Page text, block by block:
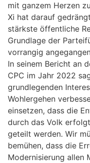
mit ganzem Herzen
Xi hat darauf
stärkste öffentliche
Grundlage der
vorrangig
In seinem Bericht an
CPC im Jahr 2022
grundlegenden
Wohlergehen
einsetzen, dass die
durch das Volk
geteilt werden. Wir
bemühen, dass die
Modernisierung allen